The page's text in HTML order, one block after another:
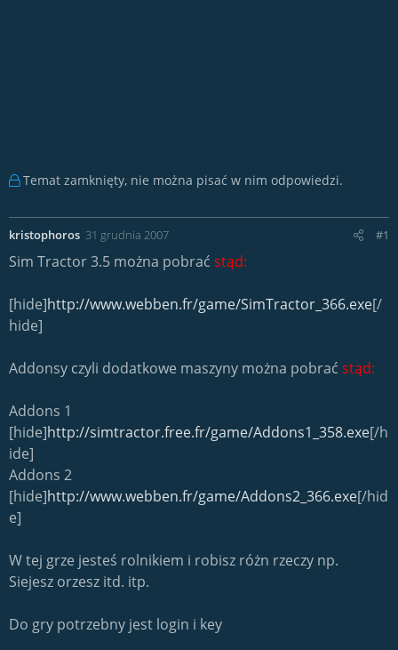
Temat zamknięty, nie można pisać w nim odpowiedzi.
kristophoros 31 grudnia 2007 #1
Sim Tractor 3.5 można pobrać stąd:
[hide]http://www.webben.fr/game/SimTractor_366.exe[/
hide]
Addonsy czyli dodatkowe maszyny można pobrać stąd:
Addons 1
[hide]http://simtractor.free.fr/game/Addons1_358.exe[/h
ide]
Addons 2
[hide]http://www.webben.fr/game/Addons2_366.exe[/hid
e]
W tej grze jesteś rolnikiem i robisz różn rzeczy np.
Siejesz orzesz itd. itp.
Do gry potrzebny jest login i key